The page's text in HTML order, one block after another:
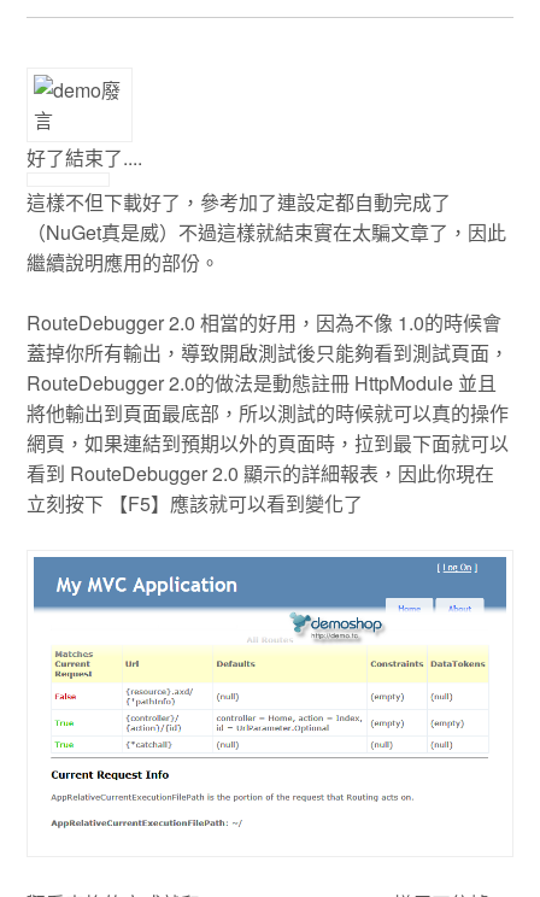
好了結束了....
這樣不但下載好了，參考加了連設定都自動完成了
（NuGet真是威）不過這樣就結束實在太騙文章了，因此
繼續說明應用的部份。
RouteDebugger 2.0 相當的好用，因為不像 1.0的時候會
蓋掉你所有輸出，導致開啟測試後只能夠看到測試頁面，
RouteDebugger 2.0的做法是動態註冊 HttpModule 並且
將他輸出到頁面最底部，所以測試的時候就可以真的操作
網頁，如果連結到預期以外的頁面時，拉到最下面就可以
看到 RouteDebugger 2.0 顯示的詳細報表，因此你現在
立刻按下 【F5】應該就可以看到變化了